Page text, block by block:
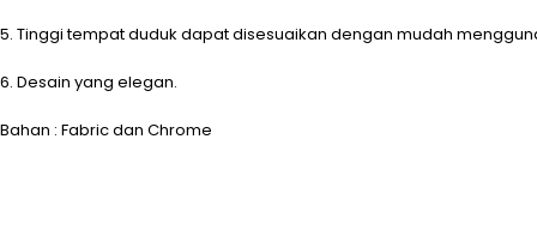
5. Tinggi tempat duduk dapat disesuaikan dengan mudah
6. Desain yang elegan.
Bahan : Fabric dan Chrome